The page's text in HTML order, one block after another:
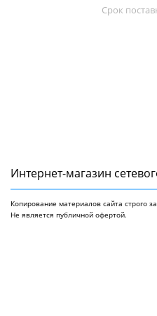
Срок
Интернет-магазин
Копирование материалов сайта строго
Не является публичной офертой.